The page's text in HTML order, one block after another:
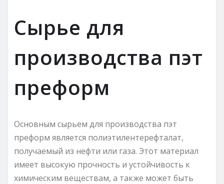
Сырье для
производства пэт
преформ
Основным сырьем для производства пэт
преформ является полиэтилентерефталат,
получаемый из нефти или газа. Этот материал
имеет высокую прочность и устойчивость к
химическим веществам, а также может быть